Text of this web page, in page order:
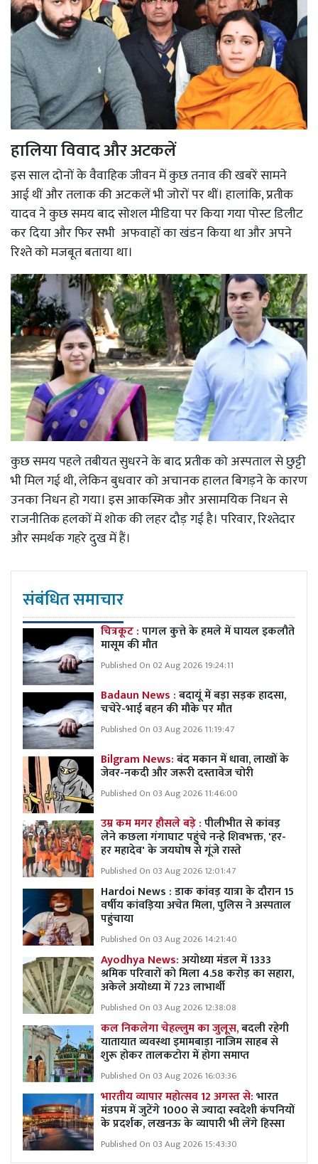
हालिया विवाद और अटकलें
इस साल दोनों के वैवाहिक जीवन में कुछ तनाव की खबरें सामने
आई थीं और तलाक की अटकलें भी जोरों पर थीं। हालांकि, प्रतीक
यादव ने कुछ समय बाद सोशल मीडिया पर किया गया पोस्ट डिलीट
कर दिया और फिर सभी अफवाहों का खंडन किया था और अपने
रिश्ते को मजबूत बताया था।
कुछ समय पहले तबीयत सुधरने के बाद प्रतीक को अस्पताल से छुट्टी
भी मिल गई थी, लेकिन बुधवार को अचानक हालत बिगड़ने के कारण
उनका निधन हो गया। इस आकस्मिक और असामयिक निधन से
राजनीतिक हलकों में शोक की लहर दौड़ गई है। परिवार, रिश्तेदार
और समर्थक गहरे दुख में हैं।
संबंधित समाचार
चित्रकूट :पागल कुत्ते के हमले में घायल इकलौते
मासूम की मौत
Published On 02 Aug 2026 19:24:11
Badaun News :बदायूं में बड़ा सड़क हादसा,
चचेरे-भाई बहन की मौके पर मौत
Published On 03 Aug 2026 11:19:47
Bilgram News:बंद मकान में धावा, लाखों के
जेवर-नकदी और जरूरी दस्तावेज चोरी
Published On 03 Aug 2026 11:46:00
उम्र कम मगर हौसले बड़े :पीलीभीत से कांवड़
लेने कछला गंगाघाट पहुंचे नन्हे शिवभक्त, 'हर-
हर महादेव' के जयघोष से गूंजे रास्ते
Published On 03 Aug 2026 12:01:47
Hardoi News : डाक कांवड़ यात्रा के दौरान 15
वर्षीय कांवड़िया अचेत मिला, पुलिस ने अस्पताल
पहुंचाया
Published On 03 Aug 2026 14:21:40
Ayodhya News:अयोध्या मंडल में 1333
श्रमिक परिवारों को मिला 4.58 करोड़ का सहारा,
अकेले अयोध्या में 723 लाभार्थी
Published On 03 Aug 2026 12:38:08
कल निकलेगा चेहल्लुम का जुलूस,बदली रहेगी
यातायात व्यवस्था इमामबाड़ा नाजिम साहब से
शुरू होकर तालकटोरा में होगा समाप्त
Published On 03 Aug 2026 16:03:36
भारतीय व्यापार महोत्सव 12 अगस्त से:भारत
मंडपम में जुटेंगे 1000 से ज्यादा स्वदेशी कंपनियों
के प्रदर्शक, लखनऊ के व्यापारी भी लेंगे हिस्सा
Published On 03 Aug 2026 15:43:30